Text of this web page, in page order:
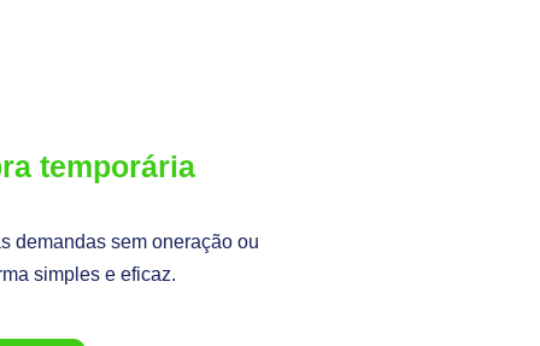
temporária
demandas sem oneração ou
simples e eficaz.